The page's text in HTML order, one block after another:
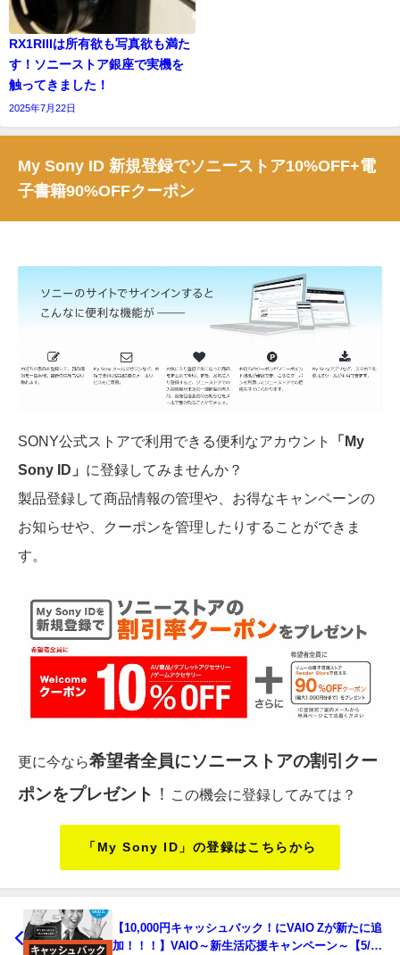
RX1RIIIは所有欲も写真欲も満た
す！ソニーストア銀座で実機を
触ってきました！
2025年7月22日
My Sony ID 新規登録でソニーストア10%OFF+電
子書籍90%OFFクーポン
SONY公式ストアで利用できる便利なアカウント
「My
Sony ID」 に登録してみませんか？
製品登録して商品情報の管理や、お得なキャンペーンの
お知らせや、クーポンを管理したりすることができま
す。
更に今なら希望者全員にソニーストアの割引クー
ポンをプレゼント ！ この機会に登録してみては？
「My Sony ID」の登録はこちらから
【10,000円キャッシュバック！にVAIO Zが新たに追
加！！！】VAIO～新生活応援キャンペーン～【5/31